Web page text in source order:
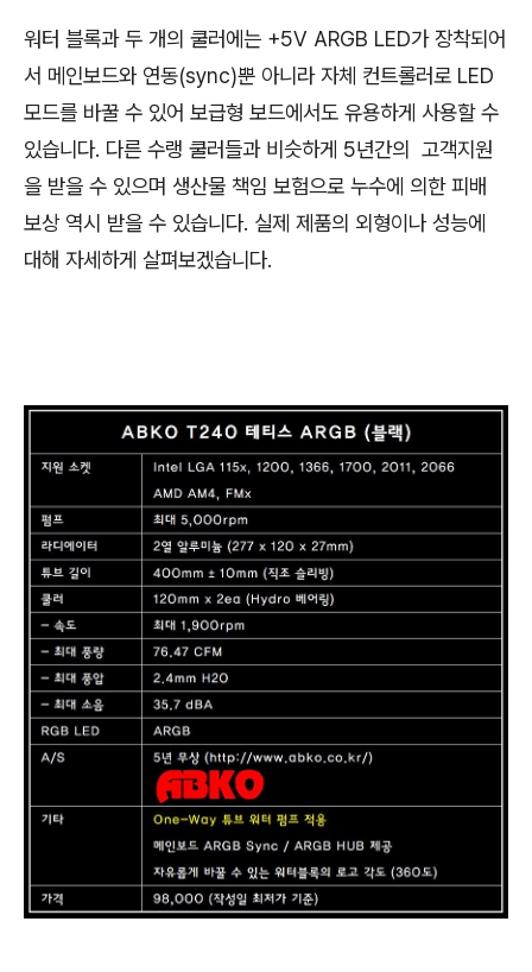
워터 블록과 두 개의 쿨러에는 +5V ARGB LED가 장착되어
서 메인보드와 연동(sync)뿐 아니라 자체 컨트롤러로 LED
모드를 바꿀 수 있어 보급형 보드에서도 유용하게 사용할 수
있습니다. 다른 수랭 쿨러들과 비슷하게 5년간의 고객지원
을 받을 수 있으며 생산물 책임 보험으로 누수에 의한 피배
보상 역시 받을 수 있습니다. 실제 제품의 외형이나 성능에
대해 자세하게 살펴보겠습니다.